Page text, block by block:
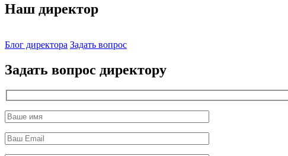
Наш директор
Блог директора Задать вопрос
Задать вопрос директору